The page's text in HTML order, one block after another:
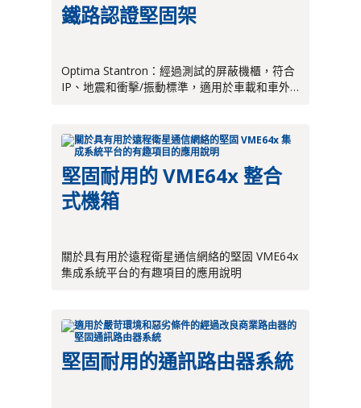
鐵路認證堅固架
Optima Stantron：經過測試的屏蔽機櫃，符合
IP、地震和衝擊/振動標準，適用於車載和車外
堅固耐用的 VME64x 整合
式機箱
關於具有用於遠程衛星通信網絡的堅固 VME64x
集成系統平台的有趣項目的應用說明
堅固耐用的通訊路由器系統